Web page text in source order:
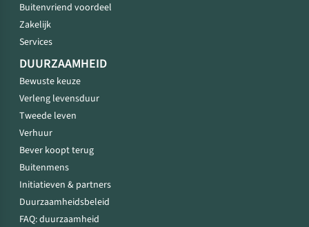
Buitenvriend voordeel
Zakelijk
Services
DUURZAAMHEID
Bewuste keuze
Verleng levensduur
Tweede leven
Verhuur
Bever koopt terug
Buitenmens
Initiatieven & partners
Duurzaamheidsbeleid
FAQ: duurzaamheid